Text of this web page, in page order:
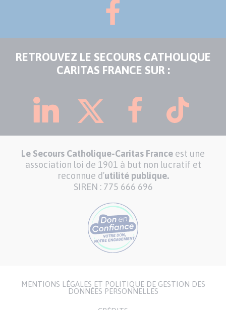
RETROUVEZ LE SECOURS CATHOLIQUE
CARITAS FRANCE SUR :
Le Secours Catholique-Caritas France est une
association loi de 1901 à but non lucratif et
reconnue d’utilité publique.
SIREN : 775 666 696
MENTIONS LÉGALES ET POLITIQUE DE GESTION DES
DONNÉES PERSONNELLES